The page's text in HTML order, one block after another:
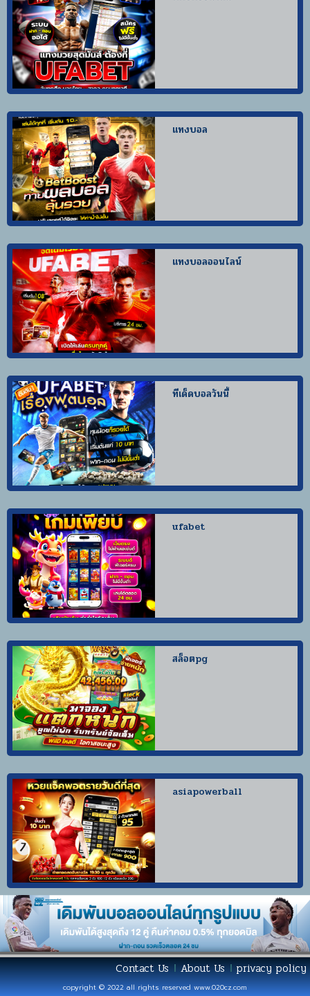
แทงบอล
แทงบอลออนไลน์
ทีเด็ดบอลวันนี้
ufabet
สล็อตpg
asiapowerball
copyright © 2022 all rights reservedwww.020cz.com
Contact Us About Us privacy policy